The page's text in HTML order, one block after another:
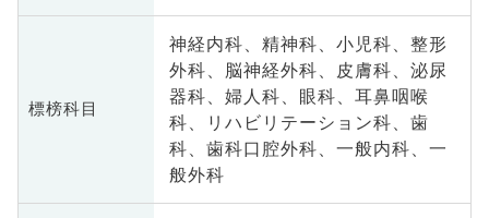
標榜科目
神経内科、精神科、小児科、整形
外科、脳神経外科、皮膚科、泌尿
器科、婦人科、眼科、耳鼻咽喉
科、リハビリテーション科、歯
科、歯科口腔外科、一般内科、一
般外科